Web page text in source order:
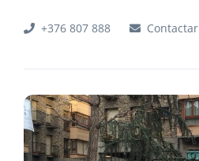
+376 807 888 Contactar